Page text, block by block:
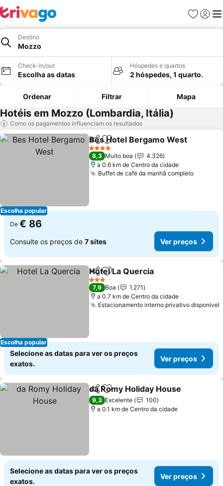
Favoritos
Iniciar
Destino
Mozzo
Check-in/out
Escolha as datas
Hóspedes e quartos
2 hóspedes, 1 quarto.
Ordenar Filtrar Mapa
Hotéis em Mozzo (Lombardia, Itália)
Como os pagamentos influenciam os resultados
Escolha popular
PartilharAdicionar aos favoritos
Bes Hotel Bergamo West
4 Estrelas
8,3 Muito boa
4.326
a 0.6 km de Centro da cidade
Buffet de café da manhã completo
De € 86
Consulte os preços de 7 sites Ver preços
Escolha popular
PartilharAdicionar aos favoritos
Hotel La Quercia
3 Estrelas
7,9 Boa
1.271
a 0.7 km de Centro da cidade
Estacionamento interno privativo disponível
Selecione as datas para ver os preços
exatos.
Ver preços
PartilharAdicionar aos favoritos
da Romy Holiday House
9,3 Excelente
100
a 0.1 km de Centro da cidade
Selecione as datas para ver os preços
exatos.
Ver preços